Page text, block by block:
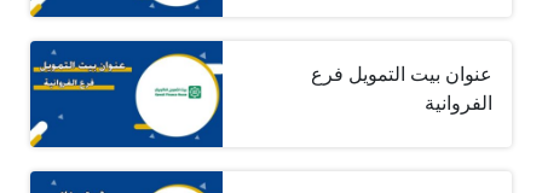
عنوان بيت التمويل فرع
الفروانية